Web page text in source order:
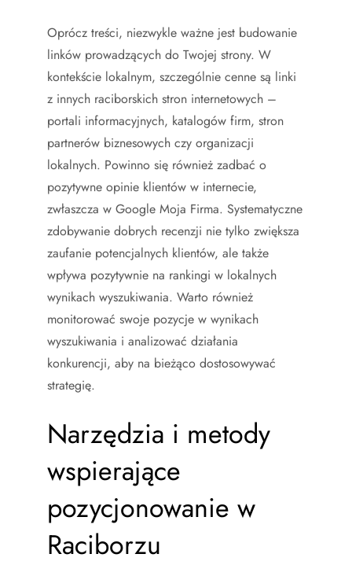
Oprócz treści, niezwykle ważne jest budowanie
linków prowadzących do Twojej strony. W
kontekście lokalnym, szczególnie cenne są linki
z innych raciborskich stron internetowych –
portali informacyjnych, katalogów firm, stron
partnerów biznesowych czy organizacji
lokalnych. Powinno się również zadbać o
pozytywne opinie klientów w internecie,
zwłaszcza w Google Moja Firma. Systematyczne
zdobywanie dobrych recenzji nie tylko zwiększa
zaufanie potencjalnych klientów, ale także
wpływa pozytywnie na rankingi w lokalnych
wynikach wyszukiwania. Warto również
monitorować swoje pozycje w wynikach
wyszukiwania i analizować działania
konkurencji, aby na bieżąco dostosowywać
strategię.
Narzędzia i metody
wspierające
pozycjonowanie w
Raciborzu